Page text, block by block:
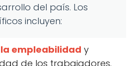
del país. Los
incluyen:
empleabilidad y
de los trabajadores.